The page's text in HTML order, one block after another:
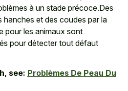
à un stade précoce.Des
hanches et des coudes par la
pour les animaux sont
pour détecter tout défaut
see: Problèmes De Peau Du